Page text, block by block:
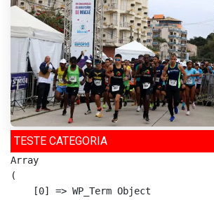
TESTE CATEGORIA
Array
(
    [0] => WP_Term Object